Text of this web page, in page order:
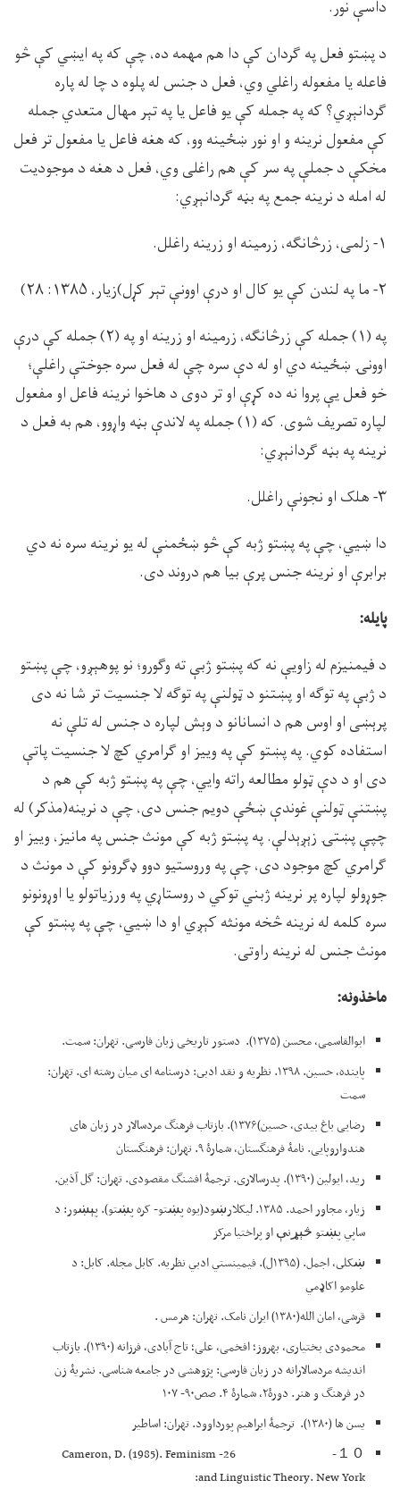
داسې نور.
د پښتو فعل په ګردان کې دا هم مهمه ده، چې که په ايښي کې څو
فاعله يا مفعوله راغلي وي، فعل د جنس له پلوه د چا له پاره
ګردانېږي؟ که په جمله کې يو فاعل يا په تېر مهال متعدي جمله
کې مفعول نرينه و او نور ښځينه وو، که هغه فاعل يا مفعول تر فعل
مخکې د جملې په سر کې هم راغلى وي، فعل د هغه د موجوديت
له امله د نرينه جمع په بڼه ګردانېږي:
۱- زلمى، زرڅانگه، زرمينه او زرينه راغلل.
۲- ما په لندن كې يو كال او درې اوونې تېر کړل)زيار، ۱۳۸۵: ۲۸)
په (۱) جمله کې زرڅانګه، زرمينه او زرينه او په (۲) جمله کې درې
اوونۍ ښځينه دي او له دې سره چې له فعل سره جوختې راغلې؛
خو فعل يې پروا نه ده کړې او تر دوى د هاخوا نرينه فاعل او مفعول
لپاره تصريف شوى. که (۱) جمله په لاندې بڼه واړوو، هم به فعل د
نرينه په بڼه ګردانېږي:
۳- هلک او نجونې راغلل.
دا ښيي، چې په پښتو ژبه کې څو ښځمنې له يو نرينه سره نه دي
برابرې او نرينه جنس پرې بيا هم دروند دى.
پايله:
د فيمنيزم له زاويې نه که پښتو ژبې ته وګورو؛ نو پوهېږو، چې پښتو
د ژبې په توګه او پښتنو د ټولنې په توګه لا جنسيت تر شا نه دى
پرېښى او اوس هم د انسانانو د وېش لپاره د جنس له تلې نه
استفاده کوي. په پښتو کې په وييز او ګرامري کچ لا جنسيت پاتې
دى او د دې ټولو مطالعه راته وايي، چې په پښتو ژبه کې هم د
پښتنې ټولنې غوندې ښځې دويم جنس دى، چې د نرينه(مذکر) له
چپې پښتۍ زېږېدلې. په پښتو ژبه کې مونث جنس په مانيز، وييز او
ګرامري کچ موجود دى، چې په وروستيو دوو ډګرونو کې د مونث د
جوړولو لپاره پر نرينه ژبني توکي د روستاړي په ورزياتولو يا اوړونونو
سره کلمه له نرينه څخه مونثه کېږي او دا ښيي، چې په پښتو کې
مونث جنس له نرينه راوتى.
ماخذونه:
ابوالقاسمی، محسن (۱۳۷۵). دستور تاریخی زبان فارسی. تهران: سمت.
پاينده، حسين. ۱۳۹۸. نظريه و نقد ادبى: درسنامه اى ميان رشته اى. تهران:
سمت
رضایی باغ بیدی، حسین)۱۳۷۶). بازتاب فرهنگ مردسالار در زبان های
هندواروپایی. نامۀ فرهنگستان، شمارۀ ۹. تهران: فرهنگستان
رید، ایولین (۱۳۹۰). پدرسالاری. ترجمۀ افشنگ مقصودی. تهران: گل آذین.
زيار، مجاور احمد. ۱۳۸۵. ليکلارښود(يوه پښتو- کره پښتو). پېښور: د
ساپي پښتو څېړنې او پراختيا مرکز
ښکلى، اجمل. (۱۳۹۵ل). فيمينستي ادبي نظريه. کابل مجله. کابل: د
علومو اکاډمي
قرشی، امان الله(۱۳۸۰) ایران نامک. تهران: هرمس .
محمودی بختیاری، بهروز؛ افخمی، علی؛ تاج آبادی، فرزانه (۱۳۹۰). بازتاب
اندیشه مردسالارانه در زبان فارسی: پژوهشی در جامعه شناسی. نشریۀ زن
در فرهنگ و هنر. دورۀ۲، شمارۀ ۴. صص۹۰- ۱۰۷
یسن ها (۱۳۸۰). ترجمۀ ابراهیم پورداوود. تهران: اساطیر
１０- 26- Cameron, D. (1985). Feminism
and Linguistic Theory. New York: